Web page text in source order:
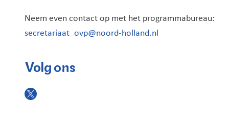
Neem even contact op met het programmabureau:
secretariaat_ovp@noord-holland.nl
Volg ons